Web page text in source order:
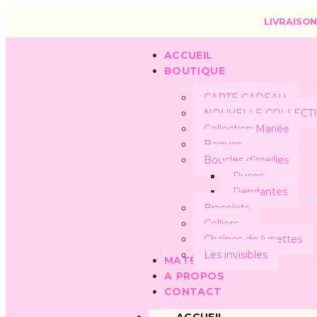
ACCUEIL
BOUTIQUE
CARTE CADEAU
NOUVELLE
Collection Mariée
Bagues
Boucles d’oreilles
Puces
Pendantes
Bracelets
Colliers
Chaînes de lunettes
Les invisibles
MATÉRIAUX
A PROPOS
CONTACT